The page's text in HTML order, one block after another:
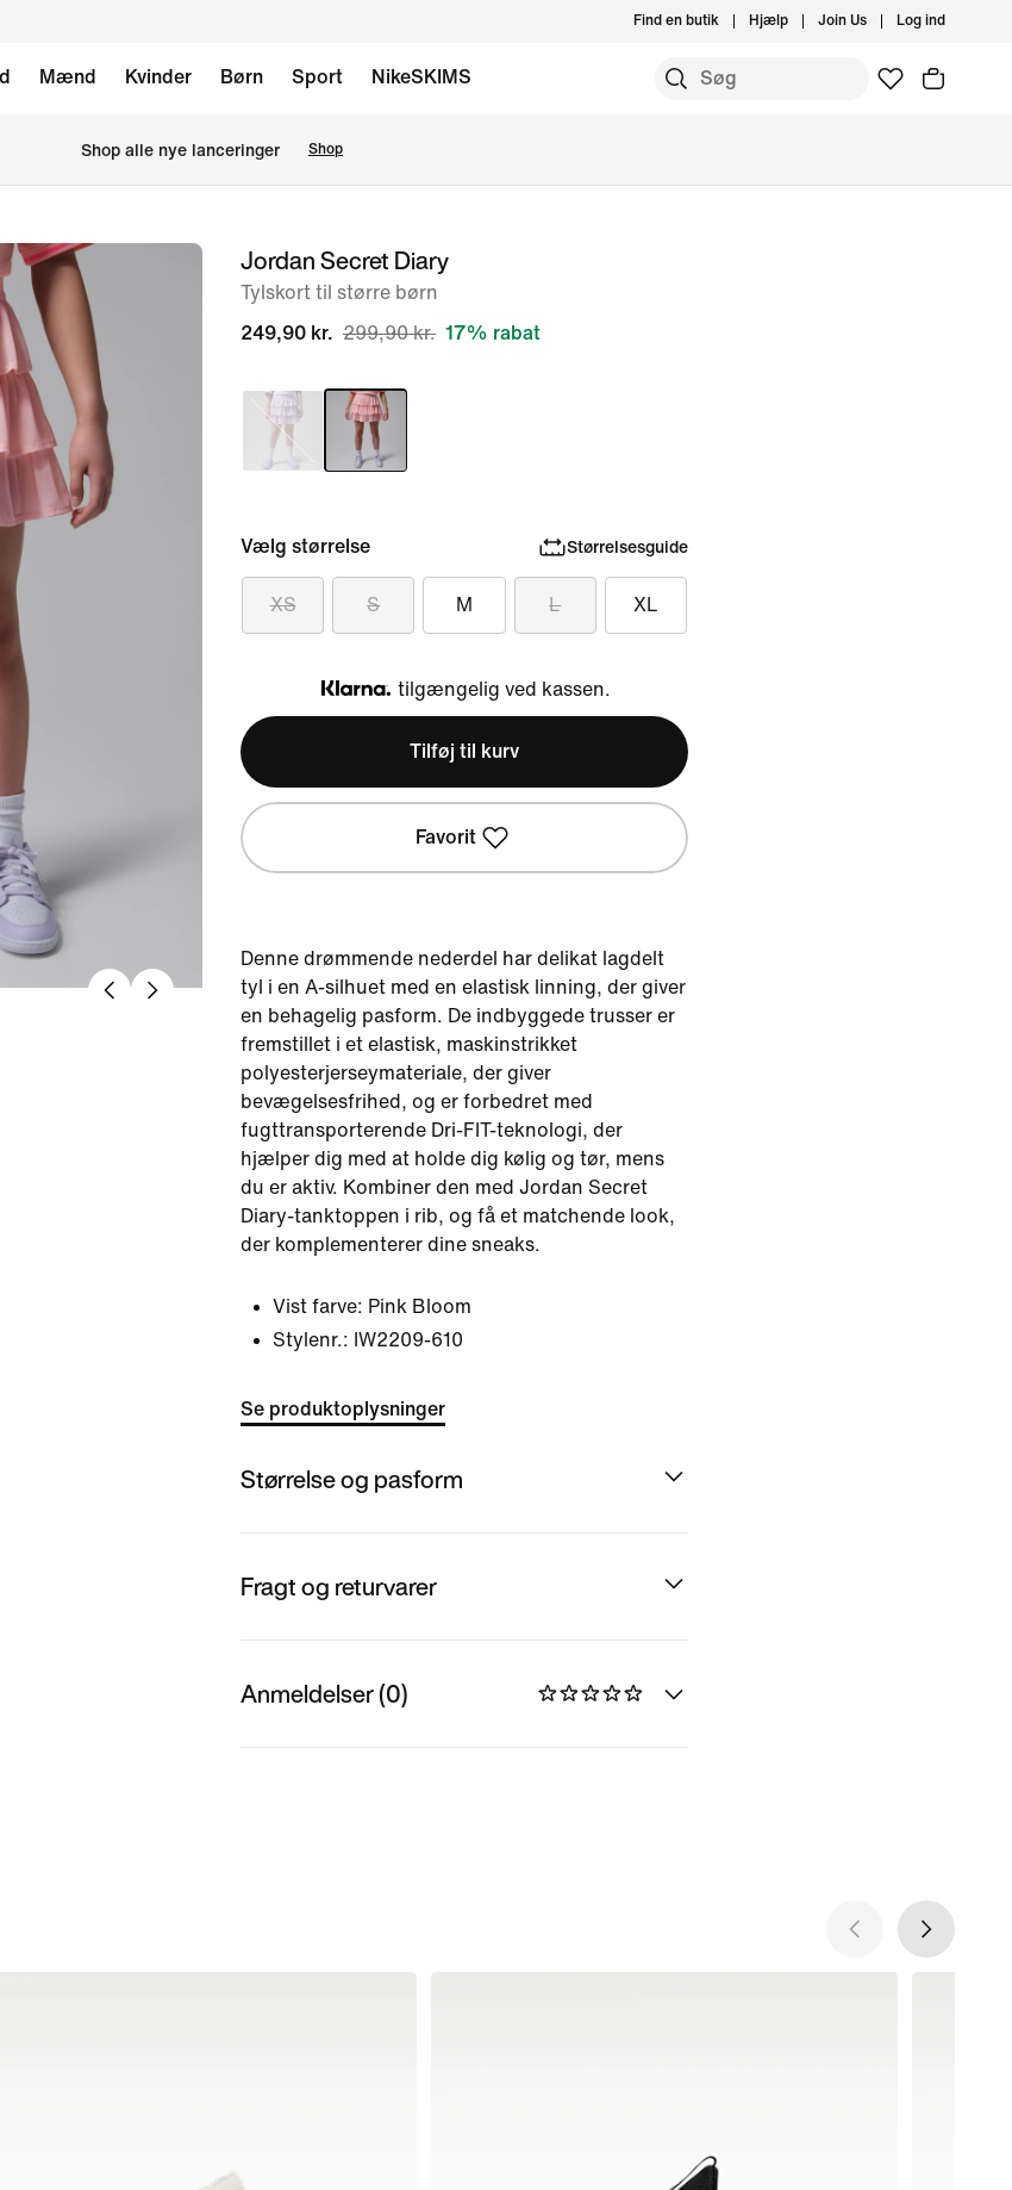
Find en butik Hjælp Join Us Log ind
Mænd Kvinder Børn Sport NikeSKIMS
Shop alle nye lanceringer Shop
billedeJordan Secret Diary
Tylskort til større børn
249,90 kr. 299,90 kr. 17% rabat
Vælg størrelse Størrelsesguide
XS S M L XL
Klarna
tilgængelig ved kassen.
Tilføj til kurv
Favorit
Denne drømmende nederdel har delikat lagdelt
tyl i en A-silhuet med en elastisk linning, der giver
en behagelig pasform. De indbyggede trusser er
fremstillet i et elastisk, maskinstrikket
polyesterjerseymateriale, der giver
bevægelsesfrihed, og er forbedret med
fugttransporterende Dri-FIT-teknologi, der
hjælper dig med at holde dig kølig og tør, mens
du er aktiv. Kombiner den med Jordan Secret
Diary-tanktoppen i rib, og få et matchende look,
der komplementerer dine sneaks.
Vist farve: Pink Bloom
Stylenr.: IW2209-610
Se produktoplysninger
Størrelse og pasform
Fragt og returvarer
Anmeldelser (0)